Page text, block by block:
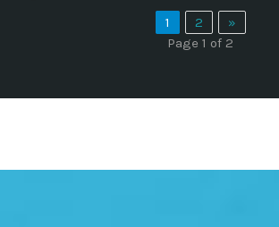
1
2
»
Page 1 of 2